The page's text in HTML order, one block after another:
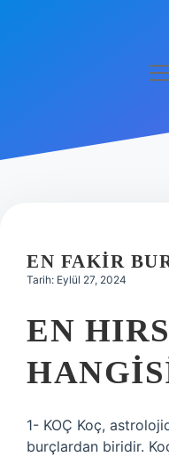
Hakkımızda
EN FAKIR
Tarih: Eylül 27, 2024
EN
1- KOÇ Koç,
burçlardan biridir.